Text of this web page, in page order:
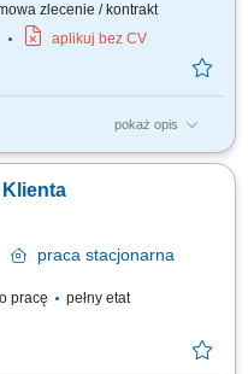
zlecenie / kontrakt
aplikuj bez CV
pokaż opis
oraz sprzedaż
Rozwój w kierunku
dla klientów
praca stacjonarna
pracę
pełny etat